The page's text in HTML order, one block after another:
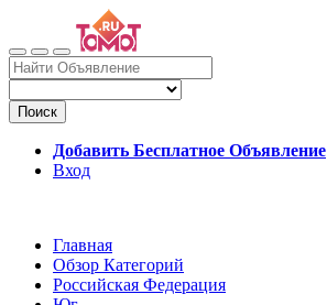
Поиск
Добавить Бесплатное Объявление
Вход
Главная
Обзор Категорий
Российская Федерация